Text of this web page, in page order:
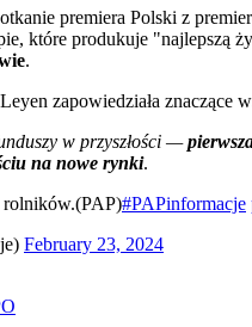
premiera Polski z
które produkuje "najlepszą
.
zapowiedziała
w przyszłości —
na nowe rynki.
rolników.(PAP)#PAPinformacje
February 23, 2024